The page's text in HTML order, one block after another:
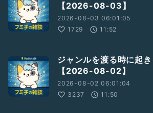
【2026-08-03】
2026-08-03 06:01:05
1729
11:52
ジャンルを渡る時に起
【2026-08-02】
2026-08-02 06:01:04
3237
11:50